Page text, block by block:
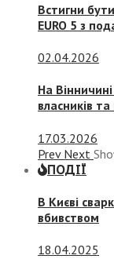
Встигни
EURO 5 з
02.04.2026
На
власників
17.03.2026
Prev Next
ПОДІЇ
В Києві
вбивством
18.04.2025